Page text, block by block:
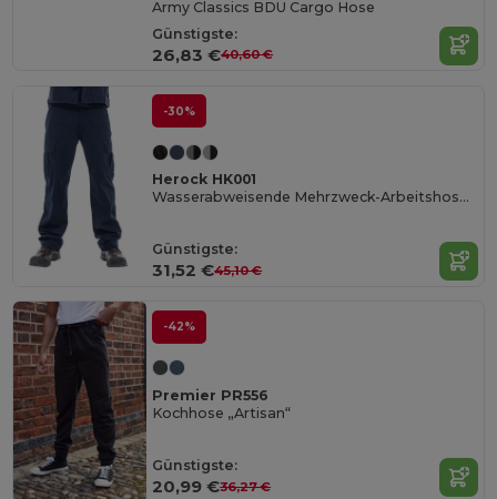
Army Classics BDU Cargo Hose
Günstigste:
26,83 €40,60 €
-30%
Herock HK001
Wasserabweisende Mehrzweck-Arbeitshose Thor
Günstigste:
31,52 €45,10 €
-42%
Premier PR556
Kochhose „Artisan“
Günstigste:
20,99 €36,27 €